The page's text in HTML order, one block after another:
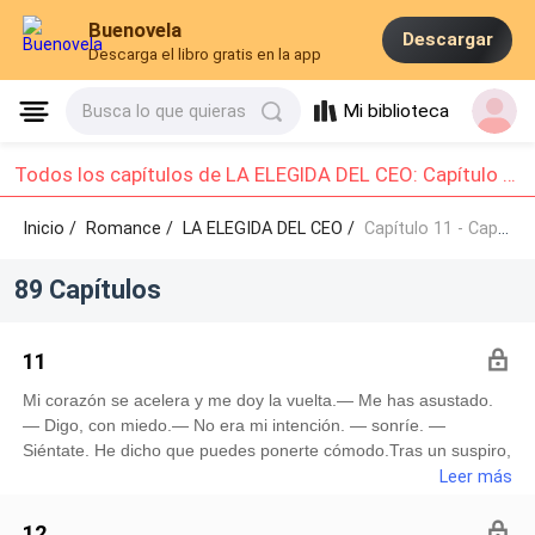
Buenovela
Descarga el libro gratis en la app
Descargar
Busca lo que quieras Mi biblioteca
Todos los capítulos de LA ELEGIDA DEL CEO: Capítulo 11 - Capítulo 20
Inicio / Romance/LA ELEGIDA DEL CEO / Capítulo 11 - Capítulo 20
89 Capítulos
11
Mi corazón se acelera y me doy la vuelta.— Me has asustado.
— Digo, con miedo.— No era mi intención. — sonríe. —
Siéntate. He dicho que puedes ponerte cómodo.Tras un suspiro,
hago lo que me dice. Me acerco al sofá y me siento, con
importe que me vea así. Sólo quería sentirme diferente esta
Leer más